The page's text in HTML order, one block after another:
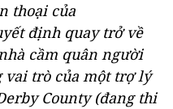
thoại của
định quay trở về
cầm quân người
vai trò của một trợ lý
County (đang thi